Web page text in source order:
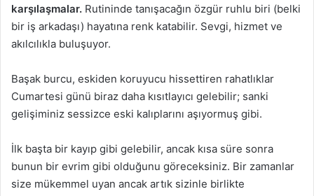
karşılaşmalar. Rutininde tanışacağın özgür ruhlu biri (belki
bir iş arkadaşı) hayatına renk katabilir. Sevgi, hizmet ve
akılcılıkla buluşuyor.
Başak burcu, eskiden koruyucu hissettiren rahatlıklar
Cumartesi günü biraz daha kısıtlayıcı gelebilir; sanki
gelişiminiz sessizce eski kalıplarını aşıyormuş gibi.
İlk başta bir kayıp gibi gelebilir, ancak kısa süre sonra
bunun bir evrim gibi olduğunu göreceksiniz. Bir zamanlar
size mükemmel uyan ancak artık sizinle birlikte